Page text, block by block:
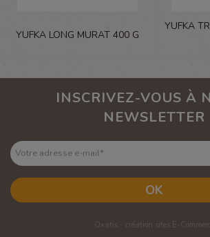
YUFKA LONG MURAT 400 G
YUFKA
INSCRIVEZ-VOUS À
NEWSLETTER
Votre adresse e-mail*
OK
Oxatis - création sites E-